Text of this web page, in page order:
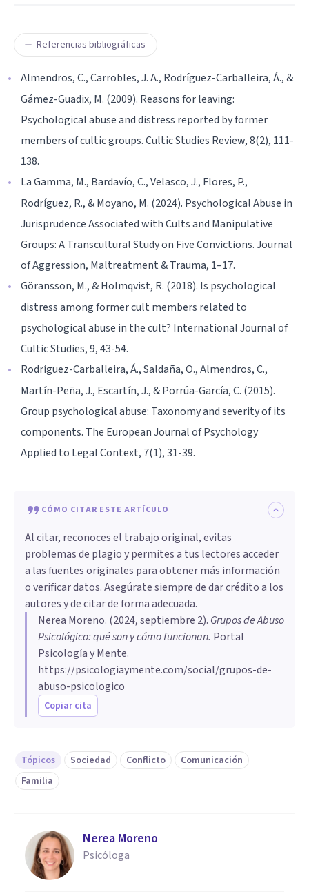
Referencias bibliográficas
Almendros, C., Carrobles, J. A., Rodríguez-Carballeira, Á., &
Gámez-Guadix, M. (2009). Reasons for leaving:
Psychological abuse and distress reported by former
members of cultic groups. Cultic Studies Review, 8(2), 111-
138.
La Gamma, M., Bardavío, C., Velasco, J., Flores, P.,
Rodríguez, R., & Moyano, M. (2024). Psychological Abuse in
Jurisprudence Associated with Cults and Manipulative
Groups: A Transcultural Study on Five Convictions. Journal
of Aggression, Maltreatment & Trauma, 1–17.
Göransson, M., & Holmqvist, R. (2018). Is psychological
distress among former cult members related to
psychological abuse in the cult? International Journal of
Cultic Studies, 9, 43-54.
Rodríguez-Carballeira, Á., Saldaña, O., Almendros, C.,
Martín-Peña, J., Escartín, J., & Porrúa-García, C. (2015).
Group psychological abuse: Taxonomy and severity of its
components. The European Journal of Psychology
Applied to Legal Context, 7(1), 31-39.
CÓMO CITAR ESTE ARTÍCULO
Al citar, reconoces el trabajo original, evitas
problemas de plagio y permites a tus lectores acceder
a las fuentes originales para obtener más información
o verificar datos. Asegúrate siempre de dar crédito a los
autores y de citar de forma adecuada.
Nerea Moreno. (2024, septiembre 2). Grupos de Abuso
Psicológico: qué son y cómo funcionan. Portal
Psicología y Mente.
https://psicologiaymente.com/social/grupos-de-
abuso-psicologico
Copiar cita
Tópicos Sociedad Conflicto
Comunicación
Familia
Nerea Moreno
Psicóloga